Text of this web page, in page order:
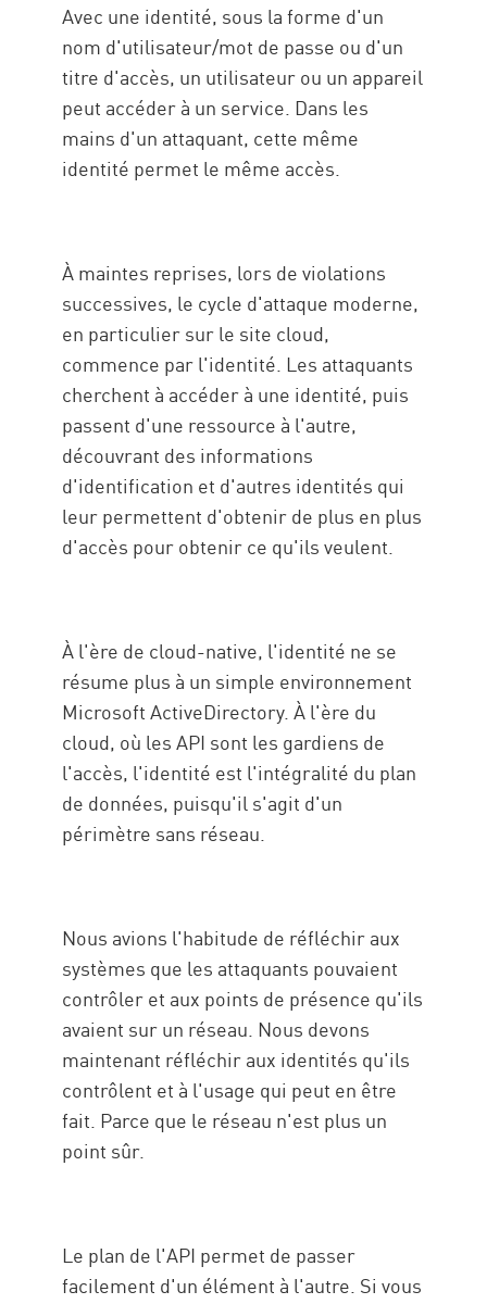
Avec une identité, sous la forme d'un
nom d'utilisateur/mot de passe ou d'un
titre d'accès, un utilisateur ou un appareil
peut accéder à un service. Dans les
mains d'un attaquant, cette même
identité permet le même accès.
À maintes reprises, lors de violations
successives, le cycle d'attaque moderne,
en particulier sur le site cloud,
commence par l'identité. Les attaquants
cherchent à accéder à une identité, puis
passent d'une ressource à l'autre,
découvrant des informations
d'identification et d'autres identités qui
leur permettent d'obtenir de plus en plus
d'accès pour obtenir ce qu'ils veulent.
À l'ère de cloud-native, l'identité ne se
résume plus à un simple environnement
Microsoft ActiveDirectory. À l'ère du
cloud, où les API sont les gardiens de
l'accès, l'identité est l'intégralité du plan
de données, puisqu'il s'agit d'un
périmètre sans réseau.
Nous avions l'habitude de réfléchir aux
systèmes que les attaquants pouvaient
contrôler et aux points de présence qu'ils
avaient sur un réseau. Nous devons
maintenant réfléchir aux identités qu'ils
contrôlent et à l'usage qui peut en être
fait. Parce que le réseau n'est plus un
point sûr.
Le plan de l'API permet de passer
facilement d'un élément à l'autre. Si vous